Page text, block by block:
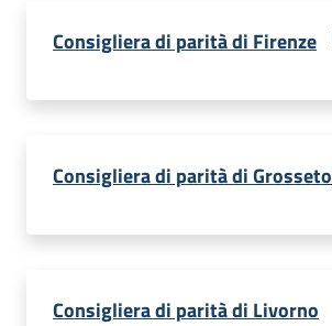
Consigliera di parità di Firenze
Consigliera di parità di Grosseto
Consigliera di parità di Livorno